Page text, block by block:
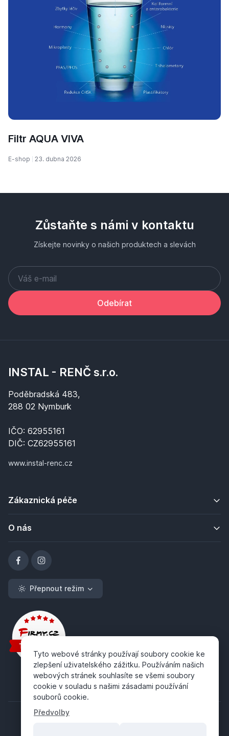
Filtr AQUA VIVA
E-shop 23. dubna 2026
Zůstaňte s námi v kontaktu
Získejte novinky o našich produktech a slevách
Odebírat
INSTAL - RENČ s.r.o.
Poděbradská 483,
288 02 Nymburk
IČO: 62955161
DIČ: CZ62955161
www.instal-renc.cz
Zákaznická péče
O nás
Přepnout režim
Tyto webové stránky používají soubory cookie ke
zlepšení uživatelského zážitku. Používáním našich
webových stránek souhlasíte se všemi soubory
cookie v souladu s našimi zásadami používání
souborů cookie.
Předvolby